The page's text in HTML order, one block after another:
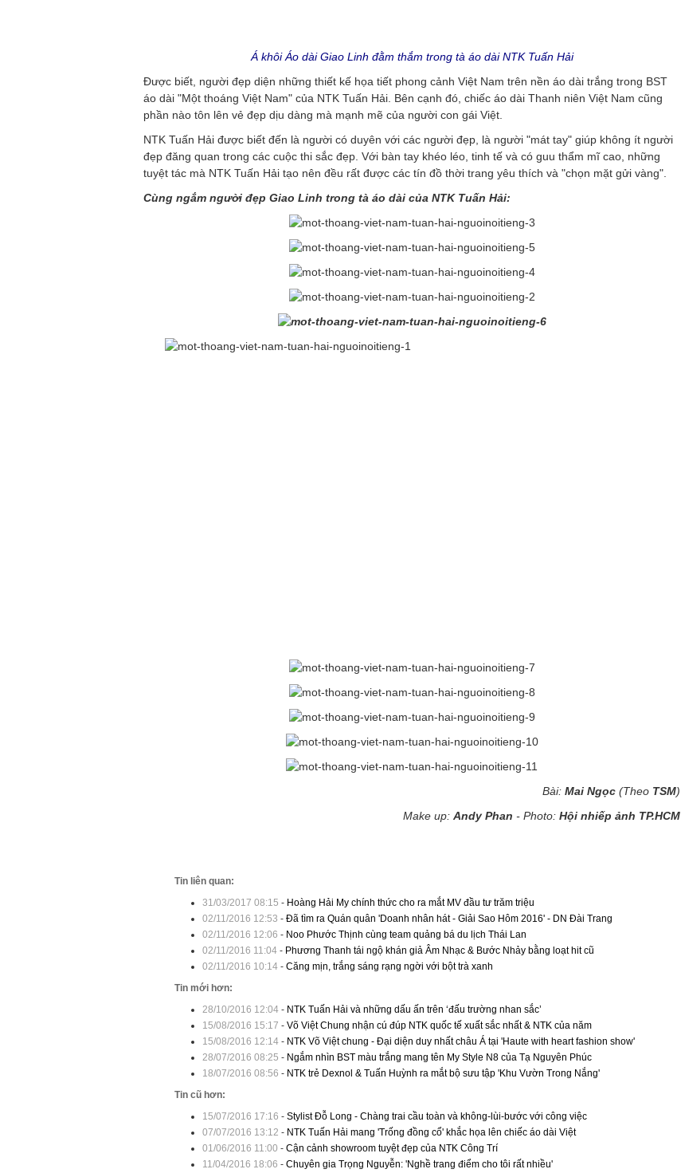
Á khôi Áo dài Giao Linh đằm thắm trong tà áo dài NTK Tuấn Hải
Được biết, người đẹp diện những thiết kế họa tiết phong cảnh Việt Nam trên nền áo dài trắng trong BST
áo dài "Một thoáng Việt Nam" của NTK Tuấn Hải. Bên cạnh đó, chiếc áo dài Thanh niên Việt Nam cũng
phần nào tôn lên vẻ đẹp dịu dàng mà mạnh mẽ của người con gái Việt.
NTK Tuấn Hải được biết đến là người có duyên với các người đẹp, là người "mát tay" giúp không ít người
đẹp đăng quan trong các cuộc thi sắc đẹp. Với bàn tay khéo léo, tinh tế và có guu thẩm mĩ cao, những
tuyệt tác mà NTK Tuấn Hải tạo nên đều rất được các tín đồ thời trang yêu thích và "chọn mặt gửi vàng".
Cùng ngắm người đẹp Giao Linh trong tà áo dài của NTK Tuấn Hải:
Bài: Mai Ngọc (Theo TSM)
Make up: Andy Phan - Photo: Hội nhiếp ảnh TP.HCM
Tin liên quan:
31/03/2017 08:15 - Hoàng Hải My chính thức cho ra mắt MV đầu tư trăm triệu
02/11/2016 12:53 - Đã tìm ra Quán quân 'Doanh nhân hát - Giải Sao Hôm 2016' - DN Đài Trang
02/11/2016 12:06 - Noo Phước Thịnh cùng team quảng bá du lịch Thái Lan
02/11/2016 11:04- Phương Thanh tái ngộ khán giả Âm Nhạc & Bước Nhảy bằng loạt hit cũ
02/11/2016 10:14- Căng mịn, trắng sáng rạng ngời với bột trà xanh
Tin mới hơn:
28/10/2016 12:04- NTK Tuấn Hải và những dấu ấn trên ‘đấu trường nhan sắc’
15/08/2016 15:17 - Võ Việt Chung nhận cú đúp NTK quốc tế xuất sắc nhất & NTK của năm
15/08/2016 12:14- NTK Võ Việt chung - Đại diện duy nhất châu Á tại 'Haute with heart fashion show'
28/07/2016 08:25 - Ngắm nhìn BST màu trắng mang tên My Style N8 của Tạ Nguyên Phúc
18/07/2016 08:56 - NTK trẻ Dexnol & Tuấn Huỳnh ra mắt bộ sưu tập 'Khu Vườn Trong Nắng'
Tin cũ hơn:
15/07/2016 17:16 - Stylist Đỗ Long - Chàng trai cầu toàn và không-lùi-bước với công việc
07/07/2016 13:12 - NTK Tuấn Hải mang 'Trống đồng cổ' khắc họa lên chiếc áo dài Việt
01/06/2016 11:00 - Cận cảnh showroom tuyệt đẹp của NTK Công Trí
11/04/2016 18:06 - Chuyên gia Trọng Nguyễn: 'Nghề trang điểm cho tôi rất nhiều'